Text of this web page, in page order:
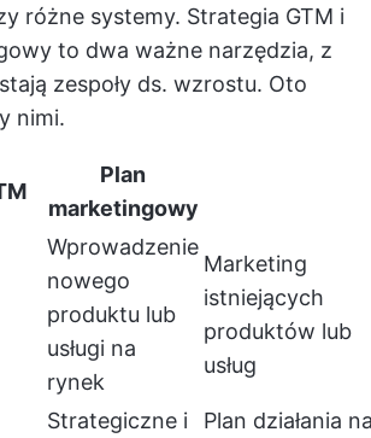
różne systemy. Strategia GTM i
to dwa ważne narzędzia, z
zespoły ds. wzrostu. Oto
nimi.
Plan
marketingowy
Wprowadzenie
nowego
produktu lub
usługi na
rynek
Marketing
istniejących
produktów lub
usług
Strategiczne i
Plan działania